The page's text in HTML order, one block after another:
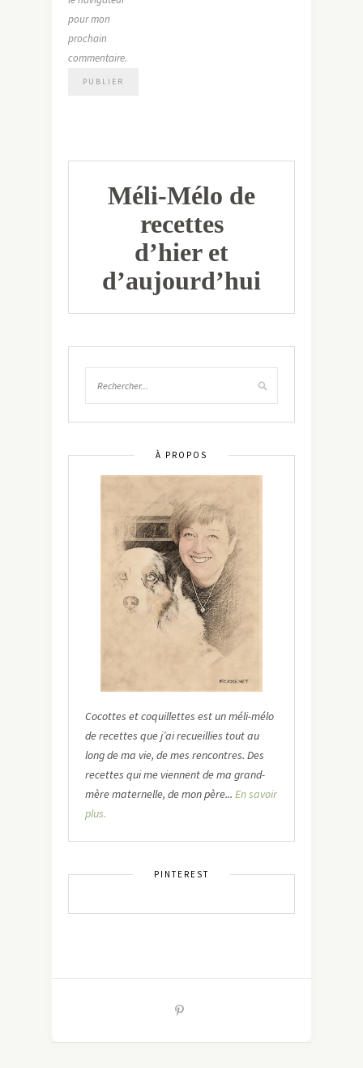
pour mon
prochain
commentaire.
Méli-Mélo de
recettes
d’hier et
d’aujourd’hui
À PROPOS
Cocottes et coquillettes est un méli-mélo
de recettes que j’ai recueillies tout au
long de ma vie, de mes rencontres. Des
recettes qui me viennent de ma grand-
mère maternelle, de mon père... En savoir
plus.
PINTEREST